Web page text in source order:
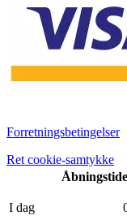
Forretningsbetingelser
Ret cookie-samtykke
I dag